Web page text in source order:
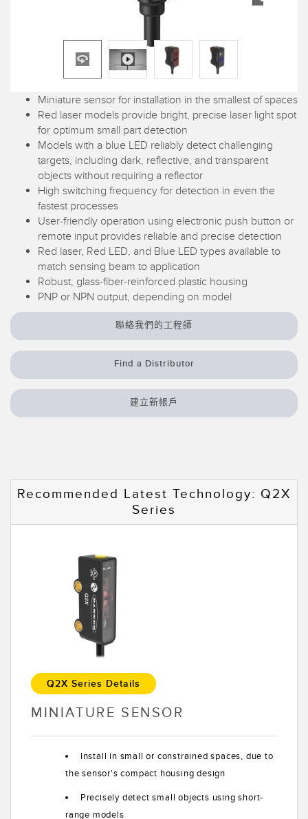
標籤記號、顏色和螢光感測器
溫度和振動感測器
狀態監測感測器​
無線狀態監測感測器​
震動感測器​
配件
轉換器​
連接線​
軟體
Banner 量測感測器軟體​
相關連結​
沖洗環境
Miniature sensor for installation in the smallest of spaces
Red laser models provide bright, precise laser light spot
for optimum small part detection
Models with a blue LED reliably detect challenging
targets, including dark, reflective, and transparent
objects without requiring a reflector
High switching frequency for detection in even the
fastest processes
User-friendly operation using electronic push button or
remote input provides reliable and precise detection
Red laser, Red LED, and Blue LED types available to
match sensing beam to application
Robust, glass-fiber-reinforced plastic housing
PNP or NPN output, depending on model
聯絡我們的工程師
Find a Distributor
建立新帳戶
Recommended Latest Technology: Q2X
Series
Q2X Series Details
MINIATURE SENSOR
Install in small or constrained spaces, due to
the sensor's compact housing design
Precisely detect small objects using short-
range models